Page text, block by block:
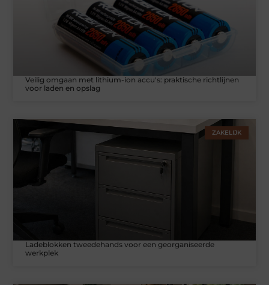
Veilig omgaan met lithium-ion accu's: praktische richtlijnen
voor laden en opslag
ZAKELIJK
Ladeblokken tweedehands voor een georganiseerde
werkplek